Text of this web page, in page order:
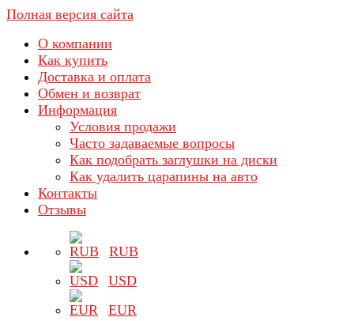
Полная версия сайта
О компании
Как купить
Доставка и оплата
Обмен и возврат
Информация
Условия продажи
Часто задаваемые вопросы
Как подобрать заглушки на диски
Как удалить царапины на авто
Контакты
Отзывы
RUB
USD
EUR